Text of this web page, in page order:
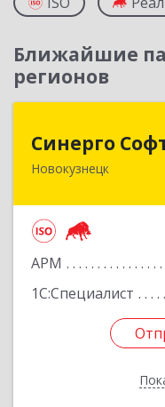
Ближайшие
регионов
Синерго
Новокузнецк
АРМ
1С:Специалист
654005,